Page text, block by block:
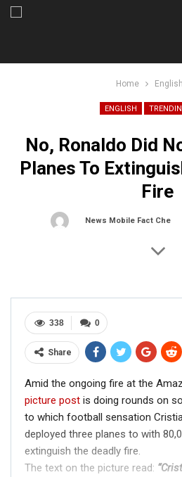
Home English
ENGLISH
No, Ronaldo Did
Planes To
Fire
News Mobile Fact Check Bureau
0
338
Share
Amid the ongoing fire at the
picture post is doing rounds on
to which football sensation
deployed three planes to with
extinguish the deadly fire.
The text on the picture read: